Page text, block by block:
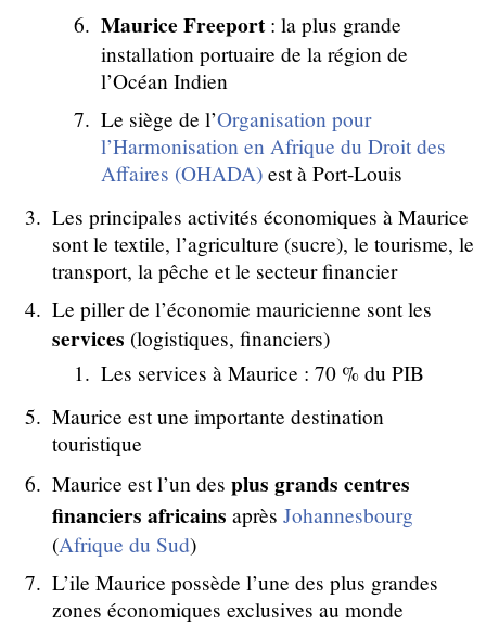
Maurice Freeport: la plus grande
installation portuaire de la région de
l’Océan Indien
Le siège de l’Organisation pour
l’Harmonisation en Afrique du Droit des
Affaires (OHADA) est à Port-Louis
Les principales activités économiques à Maurice
sont le textile, l’agriculture (sucre), le tourisme, le
transport, la pêche et le secteur financier
Le piller de l’économie mauricienne sont les
services (logistiques, financiers)
Les services à Maurice : 70 % du PIB
Maurice est une importante destination
touristique
Maurice est l’un des plus grands centres
financiers africains après Johannesbourg
(Afrique du Sud)
L’ile Maurice possède l’une des plus grandes
zones économiques exclusives au monde